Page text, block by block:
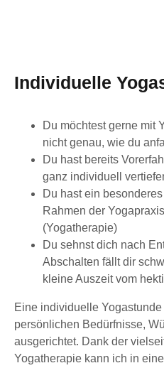
Individuelle
Du möchtest gerne mit
nicht genau, wie du
Du hast bereits
ganz individuell
Du hast ein
Rahmen der
(Yogatherapie)
Du sehnst dich nach
Abschalten fällt dir
kleine Auszeit vom
Eine individuelle
persönlichen Bedürfnisse,
ausgerichtet. Dank der
Yogatherapie kann ich in